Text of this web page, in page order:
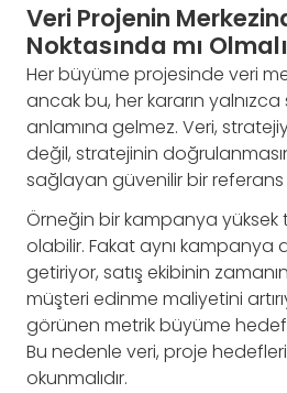
Veri Projenin
Noktasında mı
Her büyüme projesinde veri
ancak bu, her kararın yalnızca
anlamına gelmez. Veri,
değil, stratejinin
sağlayan güvenilir bir referans
Örneğin bir kampanya yüksek
olabilir. Fakat aynı kampanya
getiriyor, satış ekibinin
müşteri edinme maliyetini
görünen metrik büyüme
Bu nedenle veri, proje
okunmalıdır.